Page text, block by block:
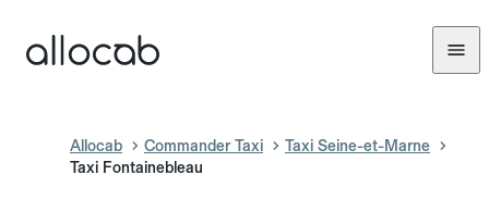
Allocab Commander Taxi
Taxi Seine-et-Marne
Taxi Fontainebleau